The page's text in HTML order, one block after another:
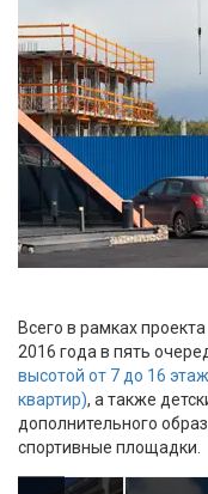
Всего в рамках
2016 года в пять
высотой от 7 до 16
квартир), а также
дополнительного
спортивные площадки.